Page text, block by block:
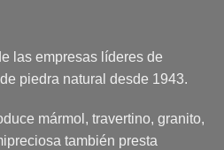
las empresas líderes de
piedra natural desde 1943.
mármol, travertino, granito,
también presta